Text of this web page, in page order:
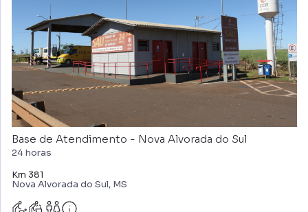
Base de Atendimento - Nova Alvorada do Sul
24 horas
Km 381
Nova Alvorada do Sul, MS